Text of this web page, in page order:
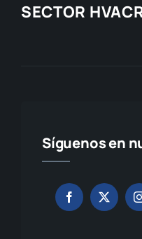
SECTOR
Síguenos en